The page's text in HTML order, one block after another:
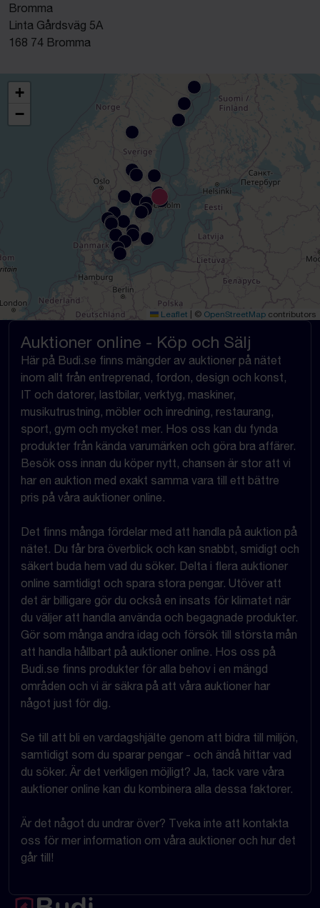
Bromma
Linta Gårdsväg 5A
168 74 Bromma
+
−
Leaflet | © OpenStreetMap contributors
Auktioner online - Köp och Sälj
Här på Budi.se finns mängder av auktioner på nätet
inom allt från entreprenad, fordon, design och konst,
IT och datorer, lastbilar, verktyg, maskiner,
musikutrustning, möbler och inredning, restaurang,
sport, gym och mycket mer. Hos oss kan du fynda
produkter från kända varumärken och göra bra affärer.
Besök oss innan du köper nytt, chansen är stor att vi
har en auktion med exakt samma vara till ett bättre
pris på våra auktioner online.
Det finns många fördelar med att handla på auktion på
nätet. Du får bra överblick och kan snabbt, smidigt och
säkert buda hem vad du söker. Delta i flera auktioner
online samtidigt och spara stora pengar. Utöver att
det är billigare gör du också en insats för klimatet när
du väljer att handla använda och begagnade produkter.
Gör som många andra idag och försök till största mån
att handla hållbart på auktioner online. Hos oss på
Budi.se finns produkter för alla behov i en mängd
områden och vi är säkra på att våra auktioner har
något just för dig.
Se till att bli en vardagshjälte genom att bidra till miljön,
samtidigt som du sparar pengar - och ändå hittar vad
du söker. Är det verkligen möjligt? Ja, tack vare våra
auktioner online kan du kombinera alla dessa faktorer.
Är det något du undrar över? Tveka inte att kontakta
oss för mer information om våra auktioner och hur det
går till!